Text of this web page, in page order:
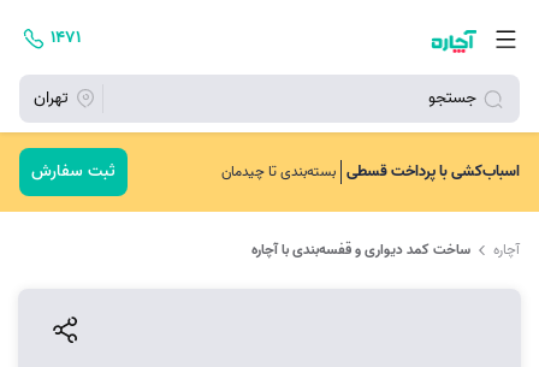
جستجو تهران
۱۴۷۱
اسباب‌کشی با پرداخت قسطی بسته‌بندی تا چیدمان ثبت سفارش
آچاره ساخت کمد دیواری و قفسه‌بندی با آچاره